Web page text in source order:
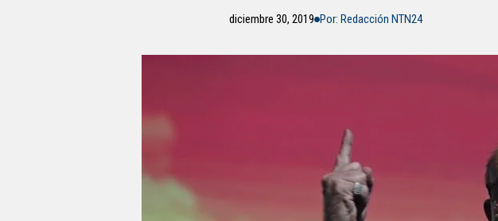
diciembre 30, 2019 Por: Redacción NTN24